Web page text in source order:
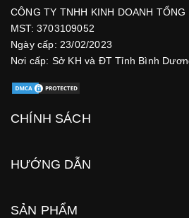
CÔNG TY TNHH KINH DOANH
MST: 3703109052
Ngày cấp: 23/02/2023
Nơi cấp: Sở KH và ĐT Tỉnh Bình
CHÍNH SÁCH
HƯỚNG DẪN
SẢN PHẨM